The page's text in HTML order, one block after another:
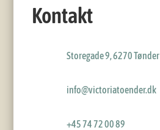
Kontakt
Storegade 9, 6270 Tønder
info@victoriatoender.dk
+45 74 72 00 89